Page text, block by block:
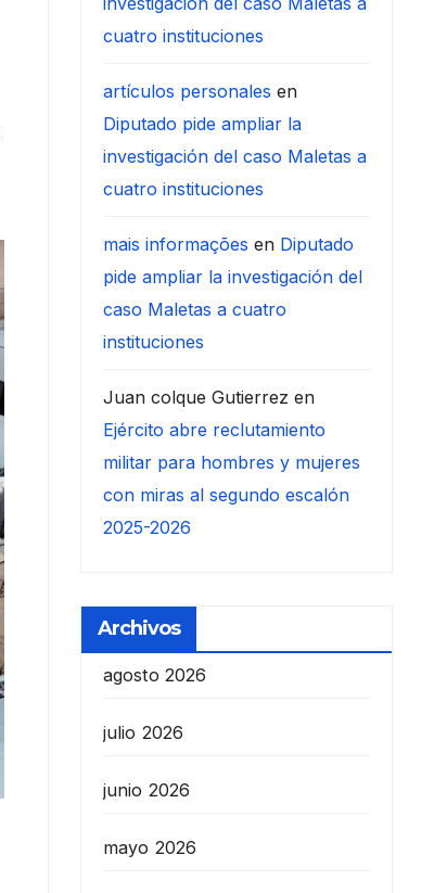
cuatro instituciones
artículos personales en
Diputado pide ampliar la
investigación del caso Maletas a
cuatro instituciones
mais informações en Diputado
pide ampliar la investigación del
caso Maletas a cuatro
instituciones
Juan colque Gutierrez en
Ejército abre reclutamiento
militar para hombres y mujeres
con miras al segundo escalón
2025-2026
Archivos
agosto 2026
julio 2026
junio 2026
mayo 2026